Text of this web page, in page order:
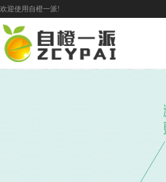
欢迎使用自橙一派!